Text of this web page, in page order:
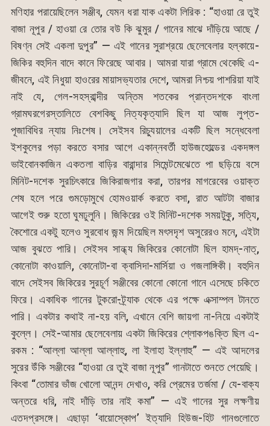
মণিহার পরায়েছিলেন সঞ্জীব, যেমন ধরা যাক একটা লিরিক : “হাওয়া রে তুই
বাজা নূপুর / হাওয়া রে তোর বউ কি ঝুমুর / গানের মাঝে দাঁড়িয়ে আছে /
বিষণ্ন সেই একলা দুপুর” — এই গানের সুরাশ্রয়ে ছেলেবেলার হল্কায়ে-
জিকির বহুদিন বাদে কানে ফিরেছে আবার। আমরা যারা গ্রামে থেকেছি এ-
জীবনে, এই নিধুয়া হাওরের মায়াসভ্যতার দেশে, আমরা নিশ্চয় পাশরিয়া যাই
নাই যে, গেল-সহস্রাব্দীর অন্তিম শতকের প্রান্তদশকে বাংলা
গ্রামঘরগেরস্তালিতে বেশকিছু নিত্যকৃত্যাদি ছিল যা আজ লুপ্ত-
পূজাবিধির ন্যায় নিঃশেষ। সেইসব রিচ্যুয়ালের একটি ছিল সন্ধেবেলা
ইশকুলের পড়া করতে বসার আগে একান্নবর্তী হাউজহোল্ডের একদঙ্গল
ভাইবোনকাজিন একতলা বাড়ির বারান্দার সিমেন্টমেঝেতে পা ছড়িয়ে বসে
মিনিট-দশেক সুরচিৎকারে জিকিরাজগার করা, তারপর মাগরেবের ওয়াক্ত
শেষ হলে পরে গুমড়োমুখে হোমওয়ার্ক করতে বসা, রাত আটটা বাজার
আগেই শুরু হতো ঘুমঢুলুনি। জিকিরের ওই মিনিট-দশেক সময়টুকু, সত্যি,
কৈশোরে একটু হলেও সুরবোধ জন্ম দিয়েছিল মৎসদৃশ অসুরেরও মনে, এইটা
আজ বুঝতে পারি। সেইসব সান্ধ্য জিকিরের কোনোটা ছিল হামদ্-নাত্,
কোনোটা কাওয়ালি, কোনোটা-বা ক্বাসিদা-মার্সিয়া ও গজলাঙ্গিকী। বহুদিন
বাদে সেইসব জিকিরের সুরচূর্ণ সঞ্জীবের কোনো কোনো গানে এসেছে চকিতে
ফিরে। একাধিক গানের টুকরো-ট্র্যাক থেকে এর পক্ষে এক্সাম্পল টানতে
পারি। একটার কথাই না-হয় বলি, এখানে বেশি জায়গা না-নিয়ে একটাই
কুল্লে। সেই-আমার ছেলেবেলায় একটা জিকিরের শ্লোকপঙক্তি ছিল এ-
রকম : “আল্লা আল্লা আল্লাহু, লা ইলাহা ইল্লাহু” — এই আদলের
সুরের উঁকি সঞ্জীবের “হাওয়া রে তুই বাজা নূপুর” গানটাতে শুনতে পেয়েছি।
কিংবা “তোমার ভাঁজ খোলো আনন্দ দেখাও, করি প্রেমের তর্জমা / যে-বাক্য
অন্তরে ধরি, নাই দাঁড়ি তার নাই কমা” — এই গানের সুর লক্ষণীয়
এতদপ্রসঙ্গে। এছাড়া ‘বায়োস্কোপ’ ইত্যাদি হিউজ-হিট গানগুলোতে